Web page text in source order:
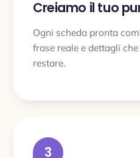
Creiamo il tuo
Ogni scheda pronta
frase reale e dettagli
restare.
3